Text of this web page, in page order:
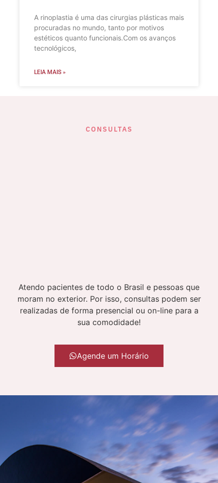
A rinoplastia é uma das cirurgias plásticas mais
procuradas no mundo, tanto por motivos
estéticos quanto funcionais.Com os avanços
tecnológicos,
LEIA MAIS »
CONSULTAS
Atendo pacientes de todo o Brasil e pessoas que
moram no exterior. Por isso, consultas podem ser
realizadas de forma presencial ou on-line para a
sua comodidade!
Agende um Horário